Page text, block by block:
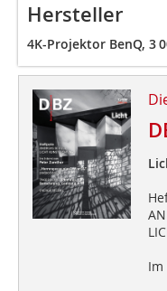
Hersteller
4K-Projektor BenQ, 3